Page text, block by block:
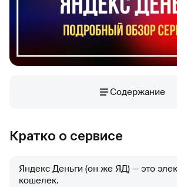
Содержание
Кратко о сервисе
Яндекс Деньги (он же ЯД) — это
кошелек.